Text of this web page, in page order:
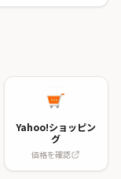
Yahoo!ショッピン
グ
価格を確認